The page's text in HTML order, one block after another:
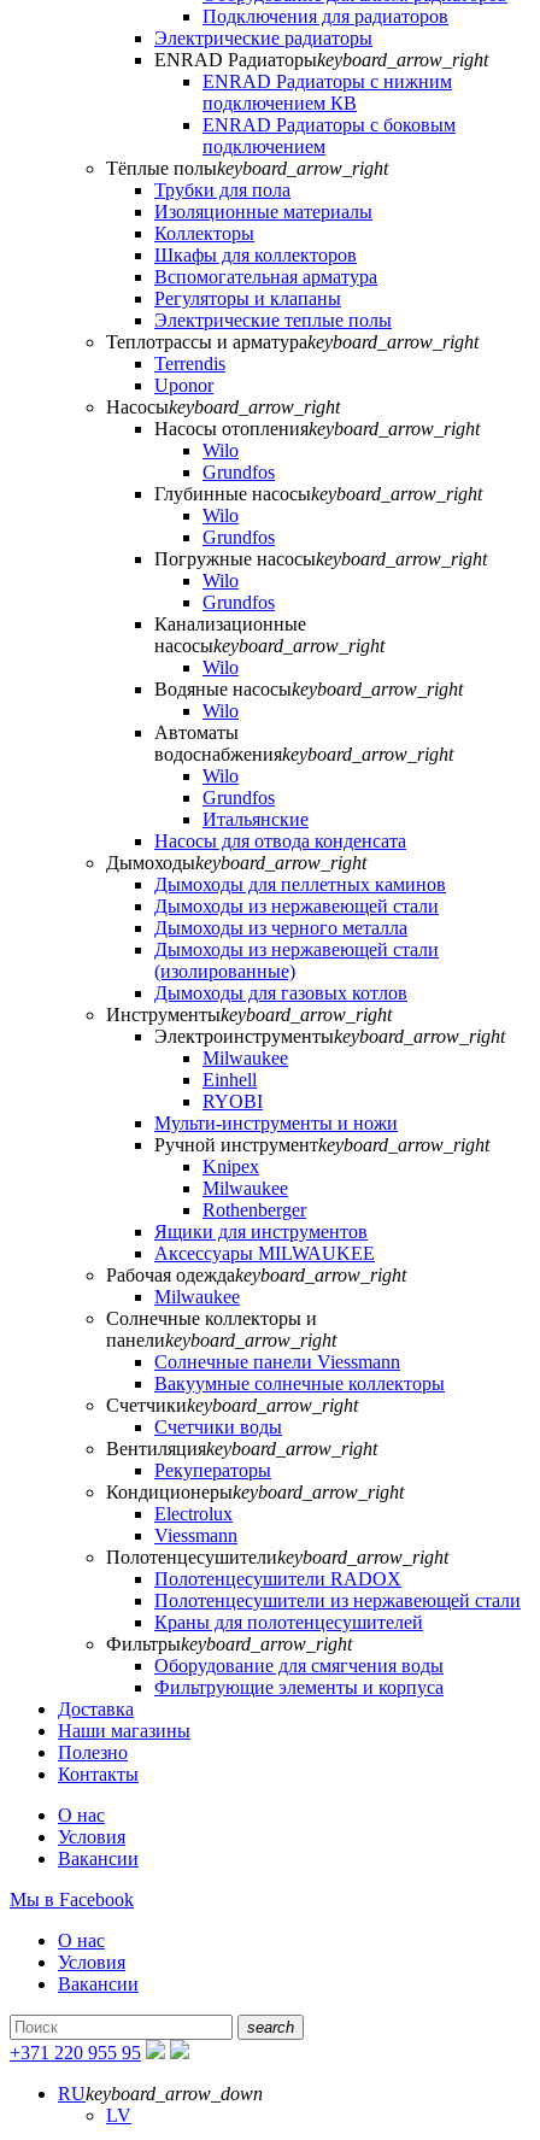
Подключения для радиаторов
Электрические радиаторы
ENRAD Радиаторыkeyboard_arrow_right
ENRAD Радиаторы с нижним
подключением КВ
ENRAD Радиаторы с боковым
подключением
Тёплые полыkeyboard_arrow_right
Трубки для пола
Изоляционные материалы
Коллекторы
Шкафы для коллекторов
Вспомогательная арматура
Регуляторы и клапаны
Электрические теплые полы
Теплотрассы и арматураkeyboard_arrow_right
Terrendis
Uponor
Насосыkeyboard_arrow_right
Насосы отопленияkeyboard_arrow_right
Wilo
Grundfos
Глубинные насосыkeyboard_arrow_right
Wilo
Grundfos
Погружные насосыkeyboard_arrow_right
Wilo
Grundfos
Канализационные
насосыkeyboard_arrow_right
Wilo
Водяные насосыkeyboard_arrow_right
Wilo
Автоматы
водоснабженияkeyboard_arrow_right
Wilo
Grundfos
Итальянские
Насосы для отвода конденсата
Дымоходыkeyboard_arrow_right
Дымоходы для пеллетных каминов
Дымоходы из нержавеющей стали
Дымоходы из черного металла
Дымоходы из нержавеющей стали
(изолированные)
Дымоходы для газовых котлов
Инструментыkeyboard_arrow_right
Электроинструментыkeyboard_arrow_right
Milwaukee
Einhell
RYOBI
Мульти-инструменты и ножи
Ручной инструментkeyboard_arrow_right
Knipex
Milwaukee
Rothenberger
Ящики для инструментов
Аксессуары MILWAUKEE
Рабочая одеждаkeyboard_arrow_right
Milwaukee
Солнечные коллекторы и
панелиkeyboard_arrow_right
Солнечные панели Viessmann
Вакуумные солнечные коллекторы
Счетчикиkeyboard_arrow_right
Счетчики воды
Вентиляцияkeyboard_arrow_right
Рекуператоры
Кондиционерыkeyboard_arrow_right
Electrolux
Viessmann
Полотенцесушителиkeyboard_arrow_right
Полотенцесушители RADOX
Полотенцесушители из нержавеющей стали
Краны для полотенцесушителей
Фильтрыkeyboard_arrow_right
Оборудование для смягчения воды
Фильтрующие элементы и корпуса
Доставка
Наши магазины
Полезно
Контакты
О нас
Условия
Вакансии
Мы в Facebook
О нас
Условия
Вакансии
search
+371 220 955 95
RUkeyboard_arrow_down
LV